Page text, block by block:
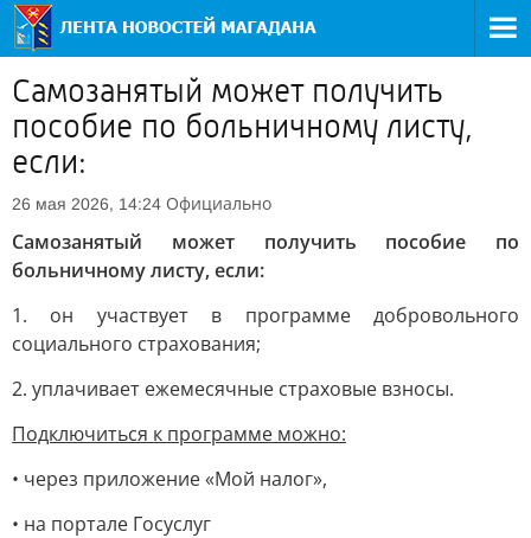
Самозанятый может получить
пособие по больничному листу,
если:
26 мая 2026, 14:24 Официально
Самозанятый может получить пособие по
больничному листу, если:
1. он участвует в программе добровольного
социального страхования;
2. уплачивает ежемесячные страховые взносы.
Подключиться к программе можно:
• через приложение «Мой налог»,
• на портале Госуслуг